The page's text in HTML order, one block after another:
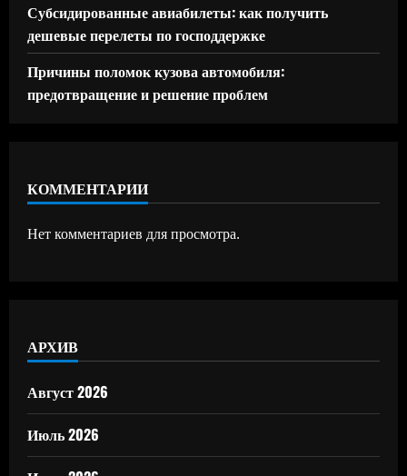
Субсидированные авиабилеты: как получить
дешевые перелеты по господдержке
Причины поломок кузова автомобиля:
предотвращение и решение проблем
КОММЕНТАРИИ
Нет комментариев для просмотра.
АРХИВ
Август 2026
Июль 2026